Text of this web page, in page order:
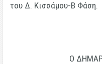
του Δ. Κισσάμου-Β Φάση.
Ο